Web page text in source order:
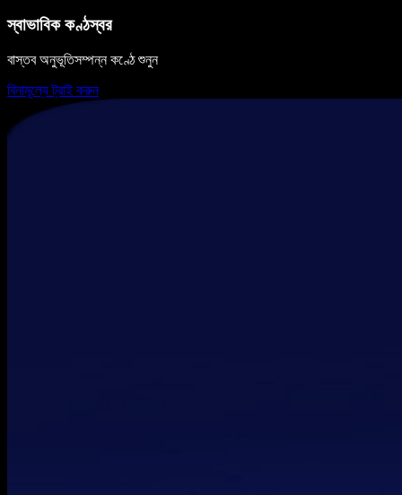
স্বাভাবিক কণ্ঠস্বর
বাস্তব অনুভূতিসম্পন্ন কণ্ঠে শুনুন
বিনামূল্যে ট্রাই করুন